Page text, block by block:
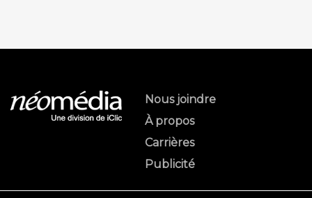
Nous joindre
À propos
Carrières
Publicité